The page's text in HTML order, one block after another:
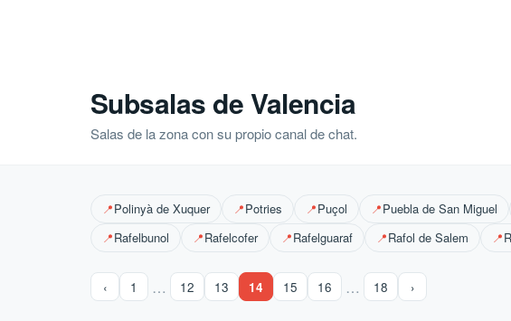
Subsalas de Valencia
Salas de la zona con su propio canal de chat.
📍Polinyà de Xuquer 📍Potries 📍Puçol 📍Puebla de San Miguel
📍Rafelbunol 📍Rafelcofer 📍Rafelguaraf 📍Rafol de Salem 📍
‹ 1 … 12 13 14 15 16 … 18 ›